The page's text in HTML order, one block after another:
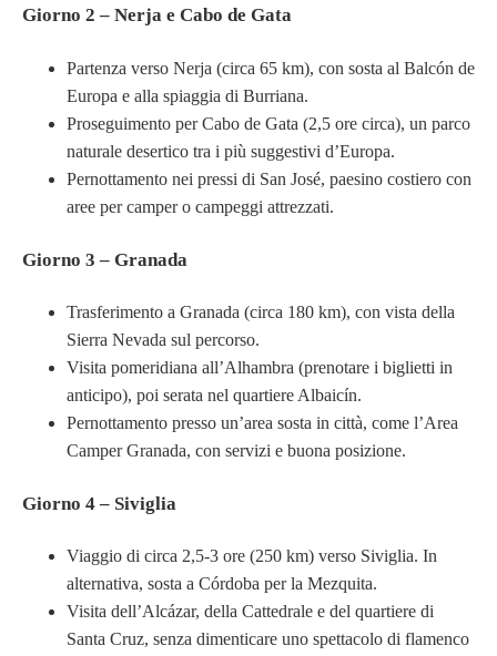
Giorno 2 – Nerja e Cabo de Gata
Partenza verso Nerja (circa 65 km), con sosta al Balcón de
Europa e alla spiaggia di Burriana.
Proseguimento per Cabo de Gata (2,5 ore circa), un parco
naturale desertico tra i più suggestivi d’Europa.
Pernottamento nei pressi di San José, paesino costiero con
aree per camper o campeggi attrezzati.
Giorno 3 – Granada
Trasferimento a Granada (circa 180 km), con vista della
Sierra Nevada sul percorso.
Visita pomeridiana all’Alhambra (prenotare i biglietti in
anticipo), poi serata nel quartiere Albaicín.
Pernottamento presso un’area sosta in città, come l’Area
Camper Granada, con servizi e buona posizione.
Giorno 4 – Siviglia
Viaggio di circa 2,5-3 ore (250 km) verso Siviglia. In
alternativa, sosta a Córdoba per la Mezquita.
Visita dell’Alcázar, della Cattedrale e del quartiere di
Santa Cruz, senza dimenticare uno spettacolo di flamenco